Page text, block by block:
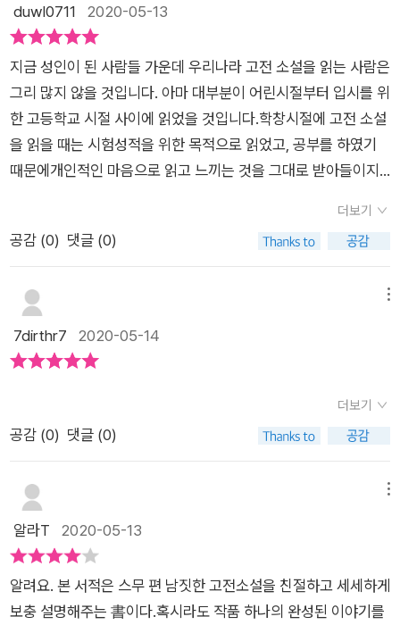
는 포커스가 맞춰서 쓰여져서 그런지 더더욱 잘읽히기도 했구요.
그당시 그 집단이 어떤 집단인지도 몰랐더라구요.생존경쟁을 통
해서 삶을 살아가는 그들을 보면서 알고 있던 고전소설도 다시 읽
어봐야겠어요.​​
해 생각을 해 보도록 되어 있어요.대부분 교과서에 수록된 작품이
한자어가 간혹 나옵니다.하지만, 어려운 옛말이나 한자어에 대한
풀이가 중간중간 나와 있어 사전을 따로 찾아 봐야 하는 수고는
덜어주네요.만화처럼 흥미를 끌어들이는 요소도 있어 책장이 술
술 잘 넘어 가는 편입니다.다만, 각 작품의 기본 줄거리를 알고 있
다면 책을 더 재미있게 읽을 수 있겠지요.원작의 내용을 다 알고
있다 하더라도, 이 책을 통해서조금은 다른 시각으로 작품을 조금
더 깊이 있게 이해할 수 있게 된 것 같아요.처음에는 잘 몰랐던 고
통해서 고전 소설을 더 가까이 하게 되고,고전 소설을 이해하고
평가할 수 있는 사고력을 키울 수 있기를 기대해 봅니다.
duwl0711 2020-05-13
지금 성인이 된 사람들 가운데 우리나라 고전 소설을 읽는 사람은
그리 많지 않을 것입니다. 아마 대부분이 어린시절부터 입시를 위
한 고등학교 시절 사이에 읽었을 것입니다.학창시절에 고전 소설
을 읽을 때는 시험성적을 위한 목적으로 읽었고, 공부를 하였기
때문에개인적인 마음으로 읽고 느끼는 것을 그대로 받아들이지
편하게 읽어보고 싶고, 자극적이고 재미있는 콘텐츠에 익숙한 아
이에게는 공부가 아닌 순수한마음의 양식이 되는 독서로 먼저 읽
어보라고 권하고 싶습니다. 이 후 이 책에 실린 내용을 통해 자신
이느낀 것과 고전이 전하는 메시지의 차이를 스스로 생각해 보는
월간 ‘독서평설’에 1년간 실린 글을 바탕으로 하고 있습니다. 책에
국민의 관점에 대하여 각각 3개씩의 고전을 소개하고 있습니다.
과거 교과서나 시험에서 정해진일률적인 평가 대신에 각 소설을
다.각 고전에 대한 설명은 해당 내용을 무엇을 중심으로 펼쳐지는
지에 대한 설명부터 시작됩니다. 여기에 대한 의미나 내용에 대해
여러가지 생각을 정리해 본 뒤에 책을 읽어 보기를 권하고 있습니
다. 이어서, 각 고전에 대한 본문 내용과 함께 저자의 작품 설명이
담겨있습니다. 또한, 고전 이야기를 통해 생각해 볼 수 있는내용
이나 고전이 나온 시대적인 내용도 함께 설명하고 있습니다. 이를
더보기
공감 (0) 댓글 (0)
7dirthr7 2020-05-14
더보기
공감 (0) 댓글 (0)
알라T 2020-05-13
알려요. 본 서적은 스무 편 남짓한 고전소설을 친절하고 세세하게
보충 설명해주는 書이다.혹시라도 작품 하나의 완성된 이야기를